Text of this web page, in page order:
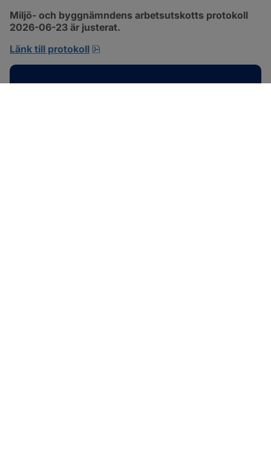
Miljö- och byggnämndens arbetsutskotts protokoll
2026-06-23 är justerat.
Länk till protokoll